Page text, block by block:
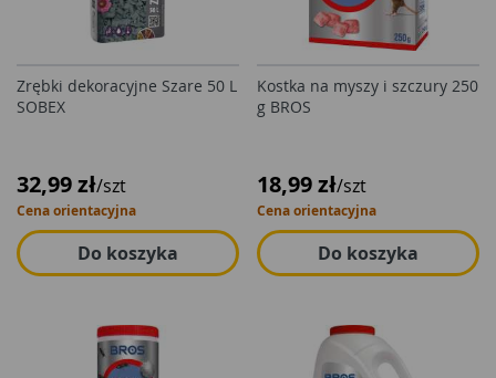
Zrębki dekoracyjne Szare 50 L
SOBEX
32,99 zł/szt
Cena orientacyjna
Do koszyka
Kostka na myszy i szczury 250
g BROS
18,99 zł/szt
Cena orientacyjna
Do koszyka